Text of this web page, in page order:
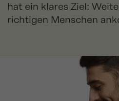
hat ein klares Ziel:
richtigen Menschen